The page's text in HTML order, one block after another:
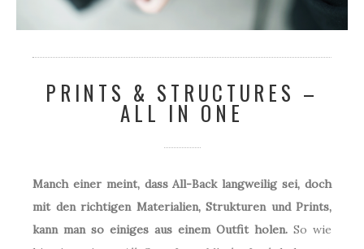
PRINTS & STRUCTURES –
ALL IN ONE
Manch einer meint, dass All-Back langweilig sei, doch
mit den richtigen Materialien, Strukturen und Prints,
kann man so einiges aus einem Outfit holen. So wie